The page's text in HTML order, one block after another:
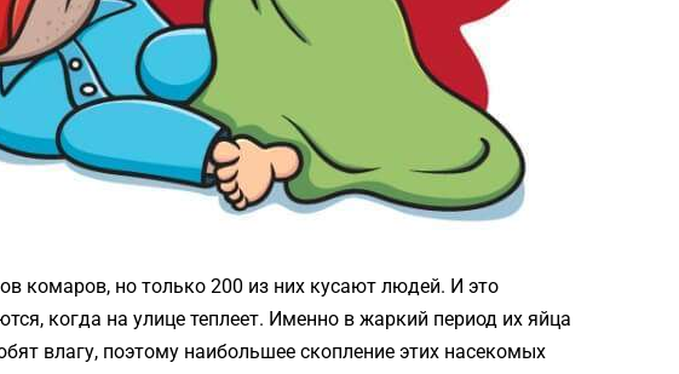
комаров, но только 200 из них кусают людей. И это
когда на улице теплеет. Именно в жаркий период их яйца
влагу, поэтому наибольшее скопление этих насекомых